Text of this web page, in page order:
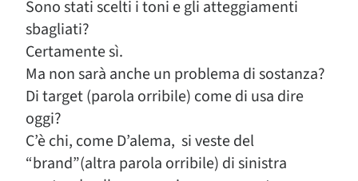
Sono stati scelti i toni e gli atteggiamenti
sbagliati?
Certamente sì.
Ma non sarà anche un problema di sostanza?
Di target (parola orribile) come di usa dire
oggi?
C’è chi, come D’alema, si veste del
“brand”(altra parola orribile) di sinistra